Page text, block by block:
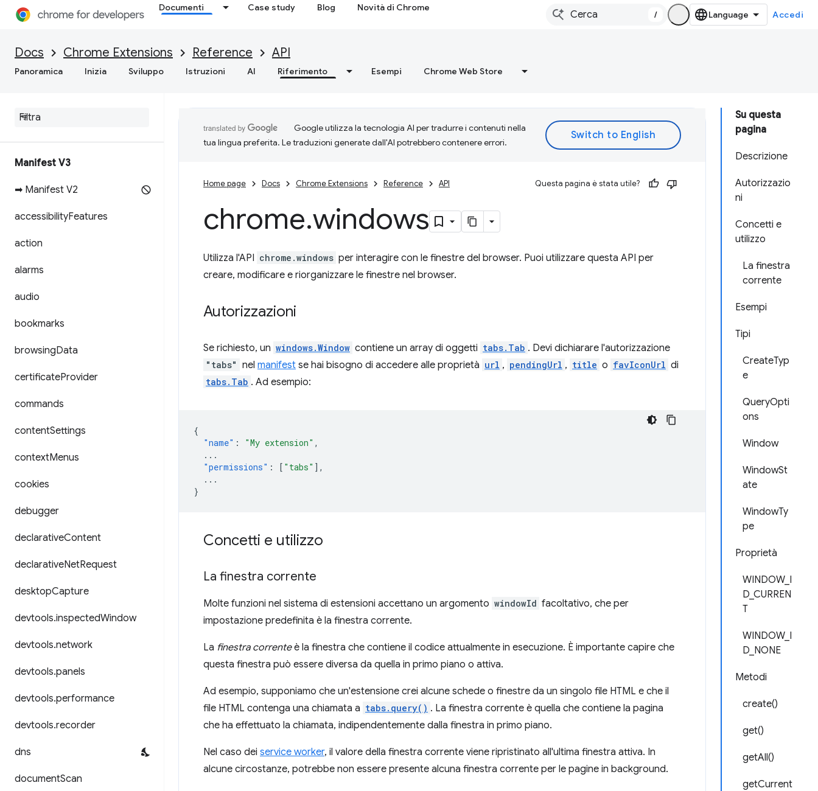
Documenti Case study Blog Novità di Chrome
/ Accedi
Docs Chrome Extensions Reference API
Panoramica Inizia Sviluppo Istruzioni AI Riferimento Esempi Chrome Web Store
Manifest V3
➡ Manifest V2
accessibilityFeatures
action
alarms
audio
bookmarks
browsingData
certificateProvider
commands
contentSettings
contextMenus
cookies
debugger
declarativeContent
declarativeNetRequest
desktopCapture
devtools.inspectedWindow
devtools.network
devtools.panels
devtools.performance
devtools.recorder
dns
documentScan
Su questa
pagina
Descrizione
Autorizzazio
ni
Concetti e
utilizzo
La finestra
corrente
Esempi
Tipi
CreateTyp
e
QueryOpti
ons
Window
WindowSt
ate
WindowTy
pe
Proprietà
WINDOW_I
D_CURREN
T
WINDOW_I
D_NONE
Metodi
create()
get()
getAll()
getCurrent
Google utilizza la tecnologia AI per tradurre i contenuti nella
tua lingua preferita. Le traduzioni generate dall'AI potrebbero contenere errori.
Home page Docs Chrome Extensions Reference API Questa pagina è stata utile?
chrome.windows
Utilizza l'API chrome.windows per interagire con le finestre del browser. Puoi utilizzare questa API per
creare, modificare e riorganizzare le finestre nel browser.
Autorizzazioni
Se richiesto, un windows.Window contiene un array di oggetti tabs.Tab . Devi dichiarare l'autorizzazione
"tabs" nel manifest se hai bisogno di accedere alle proprietà url , pendingUrl , title o favIconUrl di
tabs.Tab . Ad esempio:
{
"name" : "My extension" ,
...
"permissions" : [ "tabs" ],
...
}
Concetti e utilizzo
La finestra corrente
Molte funzioni nel sistema di estensioni accettano un argomento windowId facoltativo, che per
impostazione predefinita è la finestra corrente.
La finestra correnteè la finestra che contiene il codice attualmente in esecuzione. È importante capire che
questa finestra può essere diversa da quella in primo piano o attiva.
Ad esempio, supponiamo che un'estensione crei alcune schede o finestre da un singolo file HTML e che il
file HTML contenga una chiamata a tabs.query() . La finestra corrente è quella che contiene la pagina
che ha effettuato la chiamata, indipendentemente dalla finestra in primo piano.
Nel caso dei service worker, il valore della finestra corrente viene ripristinato all'ultima finestra attiva. In
alcune circostanze, potrebbe non essere presente alcuna finestra corrente per le pagine in background.